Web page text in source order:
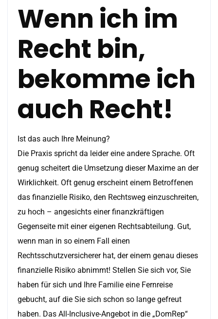
Wenn ich im
Recht bin,
bekomme ich
auch Recht!
Ist das auch Ihre Meinung?
Die Praxis spricht da leider eine andere Sprache. Oft
genug scheitert die Umsetzung dieser Maxime an der
Wirklichkeit. Oft genug erscheint einem Betroffenen
das finanzielle Risiko, den Rechtsweg einzuschreiten,
zu hoch – angesichts einer finanzkräftigen
Gegenseite mit einer eigenen Rechtsabteilung. Gut,
wenn man in so einem Fall einen
Rechtsschutzversicherer hat, der einem genau dieses
finanzielle Risiko abnimmt! Stellen Sie sich vor, Sie
haben für sich und Ihre Familie eine Fernreise
gebucht, auf die Sie sich schon so lange gefreut
haben. Das All-Inclusive-Angebot in die „DomRep“